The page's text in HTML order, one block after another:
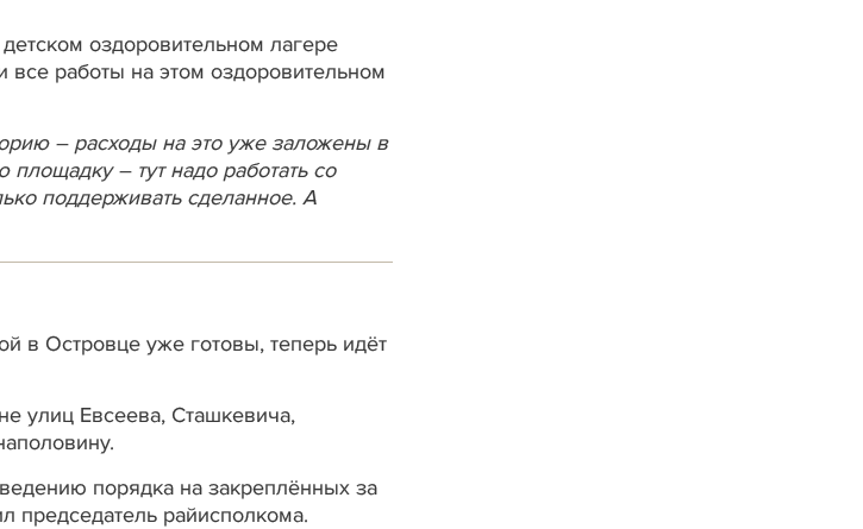
оздоровительном лагере
все работы на этом оздоровительном
– расходы на это уже заложены в
– тут надо работать со
поддерживать сделанное. А
в Островце уже готовы, теперь идёт
улиц Евсеева, Сташкевича,
порядка на закреплённых за
председатель райисполкома.